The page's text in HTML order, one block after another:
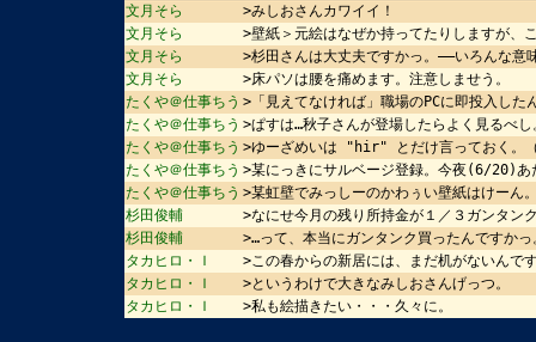
文月そら
>みしおさんカワイイ！
文月そら
>壁紙＞元絵はなぜか持ってたりしますが、
文月そら
>杉田さんは大丈夫ですかっ。――いろんな意
文月そら
>床パソは腰を痛めます。注意しませう。
たくや＠仕事ちう >「見えてなければ」職場のPCに即投入した
たくや＠仕事ちう >ぱすは…秋子さんが登場したらよく見るべし
たくや＠仕事ちう >ゆーざめいは "hir" とだけ言っておく。
たくや＠仕事ちう >某にっきにサルベージ登録。今夜(6/20)あ
たくや＠仕事ちう >某虹壁でみっしーのかわぅい壁紙はけーん
杉田俊輔
>なにせ今月の残り所持金が１／３ガンタン
杉田俊輔
>…って、本当にガンタンク買ったんですか
タカヒロ・Ｉ
>この春からの新居には、まだ机がないんで
タカヒロ・Ｉ
>というわけで大きなみしおさんげっつ。
タカヒロ・Ｉ
>私も絵描きたい・・・久々に。